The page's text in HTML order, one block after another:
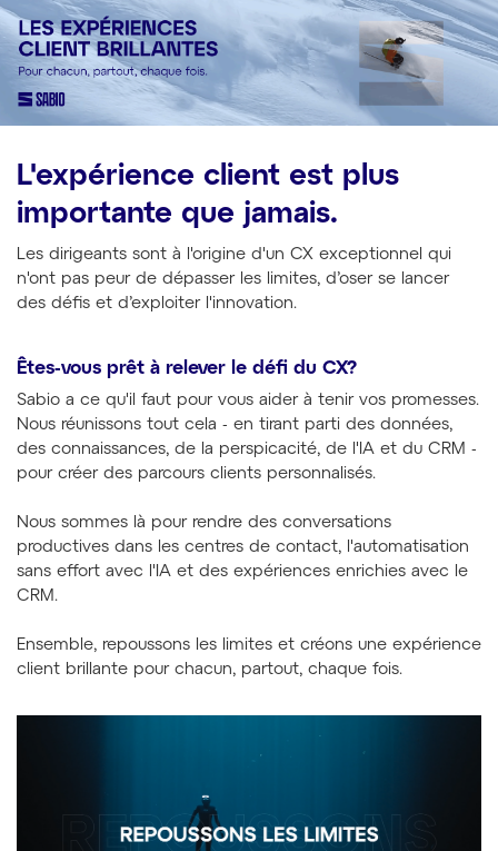
L'expérience client est plus
importante que jamais.
Les dirigeants sont à l'origine d'un CX exceptionnel qui
n'ont pas peur de dépasser les limites, d’oser se lancer
des défis et d’exploiter l'innovation.
Êtes-vous prêt à relever le défi du CX?
Sabio a ce qu'il faut pour vous aider à tenir vos promesses.
Nous réunissons tout cela - en tirant parti des données,
des connaissances, de la perspicacité, de l'IA et du CRM -
pour créer des parcours clients personnalisés.
Nous sommes là pour rendre des conversations
productives dans les centres de contact, l'automatisation
sans effort avec l'IA et des expériences enrichies avec le
CRM.
Ensemble, repoussons les limites et créons une expérience
client brillante pour chacun, partout, chaque fois.